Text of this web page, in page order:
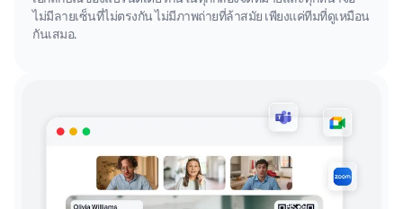
ไม่มีลายเซ็นที่ไม่ตรงกัน ไม่มีภาพถ่ายที่ล้าสมัย เพียงแค่ทีมที่ดูเหมือน
กันเสมอ.